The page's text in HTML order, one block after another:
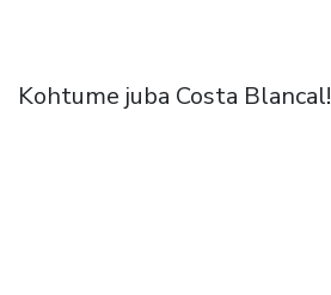
Kohtume juba Costa Blancal!